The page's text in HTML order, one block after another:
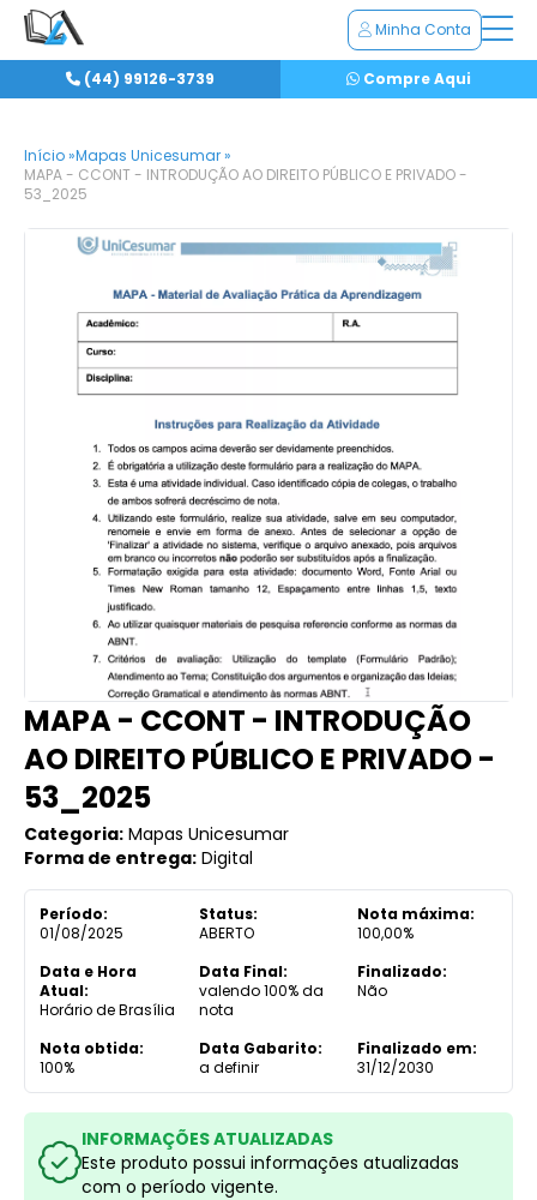
Minha Conta
(44) 99126-3739 Compre Aqui
Início »Mapas Unicesumar »
MAPA - CCONT - INTRODUÇÃO AO DIREITO PÚBLICO E PRIVADO -
53_2025
MAPA - CCONT - INTRODUÇÃO
AO DIREITO PÚBLICO E PRIVADO -
53_2025
Categoria: Mapas Unicesumar
Forma de entrega: Digital
Período:
01/08/2025
Status:
ABERTO
Nota máxima:
100,00%
Data e Hora
Atual:
Horário de Brasília
Data Final:
valendo 100% da
nota
Finalizado:
Não
Nota obtida:
100%
Data Gabarito:
a definir
Finalizado em:
31/12/2030
INFORMAÇÕES ATUALIZADAS
Este produto possui informações atualizadas
com o período vigente.